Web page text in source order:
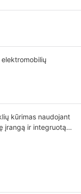
kūrimas naudojant
įrangą ir integruotą